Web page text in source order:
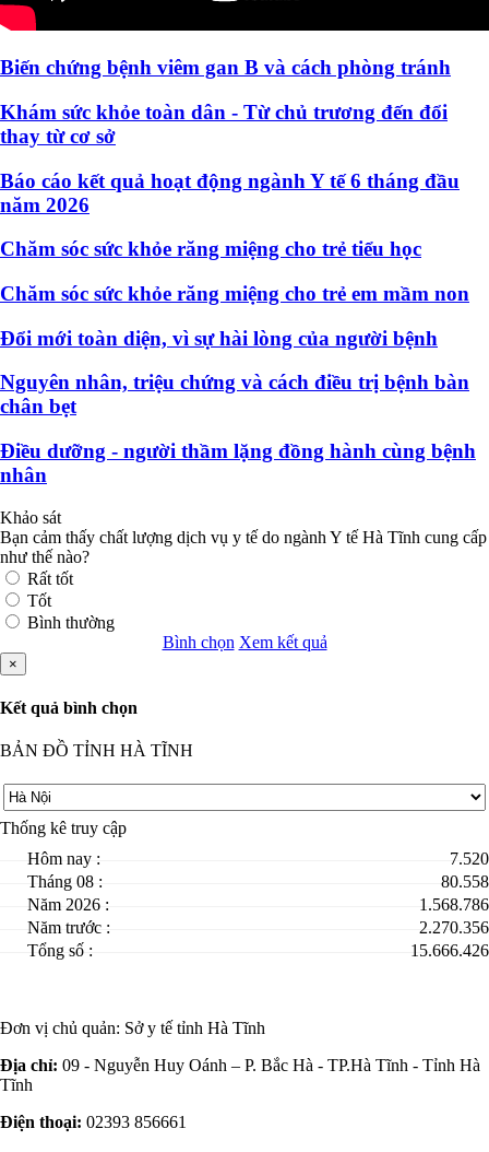
Biến chứng bệnh viêm gan B và cách phòng tránh
Khám sức khỏe toàn dân - Từ chủ trương đến đổi
thay từ cơ sở
Báo cáo kết quả hoạt động ngành Y tế 6 tháng đầu
năm 2026
Chăm sóc sức khỏe răng miệng cho trẻ tiểu học
Chăm sóc sức khỏe răng miệng cho trẻ em mầm non
Đổi mới toàn diện, vì sự hài lòng của người bệnh
Nguyên nhân, triệu chứng và cách điều trị bệnh bàn
chân bẹt
Điều dưỡng - người thầm lặng đồng hành cùng bệnh
nhân
Khảo sát
Bạn cảm thấy chất lượng dịch vụ y tế do ngành Y tế Hà Tĩnh cung cấp
như thế nào?
Rất tốt
Tốt
Bình thường
Bình chọn Xem kết quả
×
Kết quả bình chọn
BẢN ĐỒ TỈNH HÀ TĨNH
Thống kê truy cập
Hôm nay :
7.520
Tháng 08 :
80.558
Năm 2026 :
1.568.786
Năm trước :
2.270.356
Tổng số :
15.666.426
Đơn vị chủ quản: Sở y tế tỉnh Hà Tĩnh
Địa chỉ: 09 - Nguyễn Huy Oánh – P. Bắc Hà - TP.Hà Tĩnh - Tỉnh Hà
Tĩnh
Điện thoại: 02393 856661